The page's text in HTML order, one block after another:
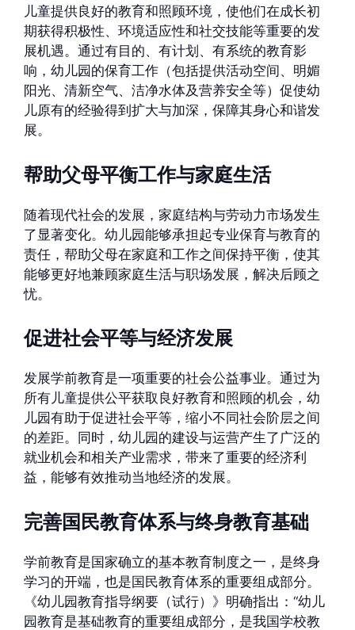
儿童提供良好的教育和照顾环境，使他们在成长初
期获得积极性、环境适应性和社交技能等重要的发
展机遇。通过有目的、有计划、有系统的教育影
响，幼儿园的保育工作（包括提供活动空间、明媚
阳光、清新空气、洁净水体及营养安全等）促使幼
儿原有的经验得到扩大与加深，保障其身心和谐发
展。
帮助父母平衡工作与家庭生活
随着现代社会的发展，家庭结构与劳动力市场发生
了显著变化。幼儿园能够承担起专业保育与教育的
责任，帮助父母在家庭和工作之间保持平衡，使其
能够更好地兼顾家庭生活与职场发展，解决后顾之
忧。
促进社会平等与经济发展
发展学前教育是一项重要的社会公益事业。通过为
所有儿童提供公平获取良好教育和照顾的机会，幼
儿园有助于促进社会平等，缩小不同社会阶层之间
的差距。同时，幼儿园的建设与运营产生了广泛的
就业机会和相关产业需求，带来了重要的经济利
益，能够有效推动当地经济的发展。
完善国民教育体系与终身教育基础
学前教育是国家确立的基本教育制度之一，是终身
学习的开端，也是国民教育体系的重要组成部分。
《幼儿园教育指导纲要（试行）》明确指出：“幼儿
园教育是基础教育的重要组成部分，是我国学校教